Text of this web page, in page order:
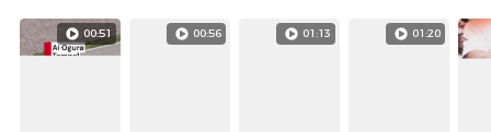
00:51 00:56 01:13 01:20